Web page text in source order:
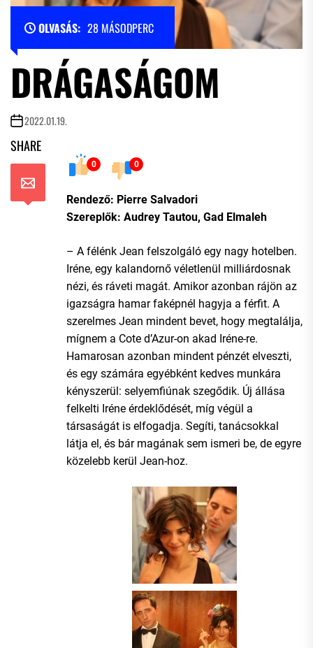
OLVASÁS: 28 MÁSODPERC
DRÁGASÁGOM
2022.01.19.
SHARE
0 0
Rendező: Pierre Salvadori
Szereplők: Audrey Tautou, Gad Elmaleh
– A félénk Jean felszolgáló egy nagy hotelben.
Iréne, egy kalandornő véletlenül milliárdosnak
nézi, és ráveti magát. Amikor azonban rájön az
igazságra hamar faképnél hagyja a férfit. A
szerelmes Jean mindent bevet, hogy megtalálja,
mígnem a Cote d’Azur-on akad Iréne-re.
Hamarosan azonban mindent pénzét elveszti,
és egy számára egyébként kedves munkára
kényszerül: selyemfiúnak szegődik. Új állása
felkelti Iréne érdeklődését, míg végül a
társaságát is elfogadja. Segíti, tanácsokkal
látja el, és bár magának sem ismeri be, de egyre
közelebb kerül Jean-hoz.